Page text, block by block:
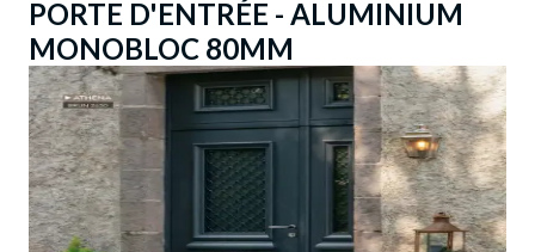
PORTE D'ENTRÉE - ALUMINIUM
MONOBLOC 80MM